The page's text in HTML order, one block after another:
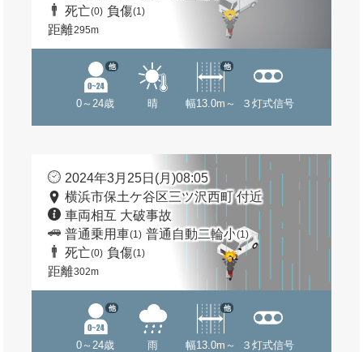
死亡(0) 負傷(1)
距離295m
0～24歳
他
晴 幅13.0m～
他
３灯式信号
2024年3月25日(月)08:05
横浜市保土ケ谷区三ツ沢西町 付近
車両相互 大破事故
普通乗用車(1) 普通自動二輪小(1)
死亡(0) 負傷(1)
距離302m
0～24歳
他
雨 幅13.0m～
他
３灯式信号